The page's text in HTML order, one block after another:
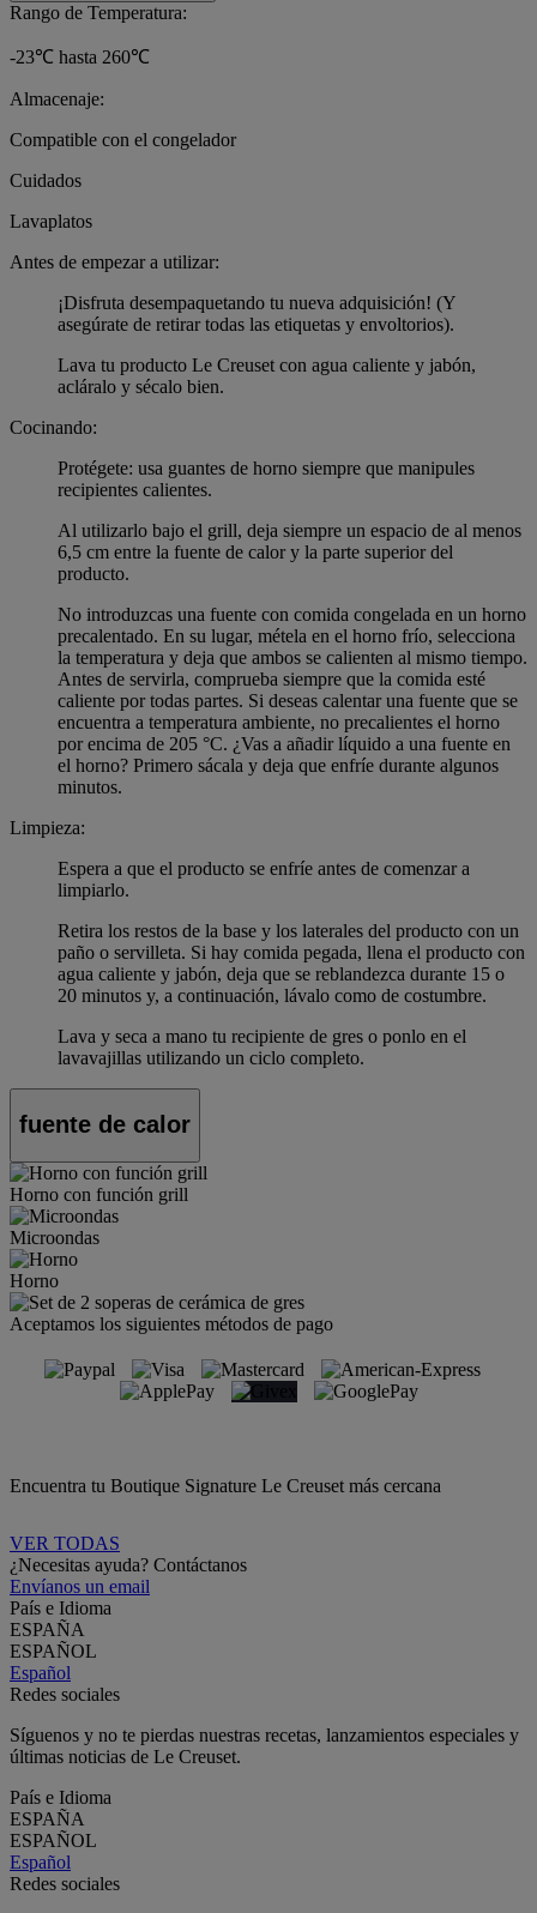
Rango de Temperatura:
-23℃ hasta 260℃
Almacenaje:
Compatible con el congelador
Cuidados
Lavaplatos
Antes de empezar a utilizar:
¡Disfruta desempaquetando tu nueva adquisición! (Y
asegúrate de retirar todas las etiquetas y envoltorios).
Lava tu producto Le Creuset con agua caliente y jabón,
acláralo y sécalo bien.
Cocinando:
Protégete: usa guantes de horno siempre que manipules
recipientes calientes.
Al utilizarlo bajo el grill, deja siempre un espacio de al menos
6,5 cm entre la fuente de calor y la parte superior del
producto.
No introduzcas una fuente con comida congelada en un horno
precalentado. En su lugar, métela en el horno frío, selecciona
la temperatura y deja que ambos se calienten al mismo tiempo.
Antes de servirla, comprueba siempre que la comida esté
caliente por todas partes. Si deseas calentar una fuente que se
encuentra a temperatura ambiente, no precalientes el horno
por encima de 205 °C. ¿Vas a añadir líquido a una fuente en
el horno? Primero sácala y deja que enfríe durante algunos
minutos.
Limpieza:
Espera a que el producto se enfríe antes de comenzar a
limpiarlo.
Retira los restos de la base y los laterales del producto con un
paño o servilleta. Si hay comida pegada, llena el producto con
agua caliente y jabón, deja que se reblandezca durante 15 o
20 minutos y, a continuación, lávalo como de costumbre.
Lava y seca a mano tu recipiente de gres o ponlo en el
lavavajillas utilizando un ciclo completo.
fuente de calor
Horno con función grill
Microondas
Horno
Aceptamos los siguientes métodos de pago
Encuentra tu Boutique Signature Le Creuset más cercana
VER TODAS
¿Necesitas ayuda? Contáctanos
Envíanos un email
País e Idioma
ESPAÑA
ESPAÑOL
Español
Redes sociales
Síguenos y no te pierdas nuestras recetas, lanzamientos especiales y
últimas noticias de Le Creuset.
País e Idioma
ESPAÑA
ESPAÑOL
Español
Redes sociales